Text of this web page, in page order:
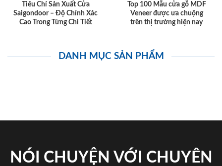
Tiêu Chí Sản Xuất Cửa
Saigondoor – Độ Chính Xác
Cao Trong Từng Chi Tiết
Top 100 Mẫu cửa gỗ MDF
Veneer được ưa chuộng
trên thị trường hiện nay
DANH MỤC SẢN PHẨM
NÓI CHUYỆN VỚI CHUYÊN